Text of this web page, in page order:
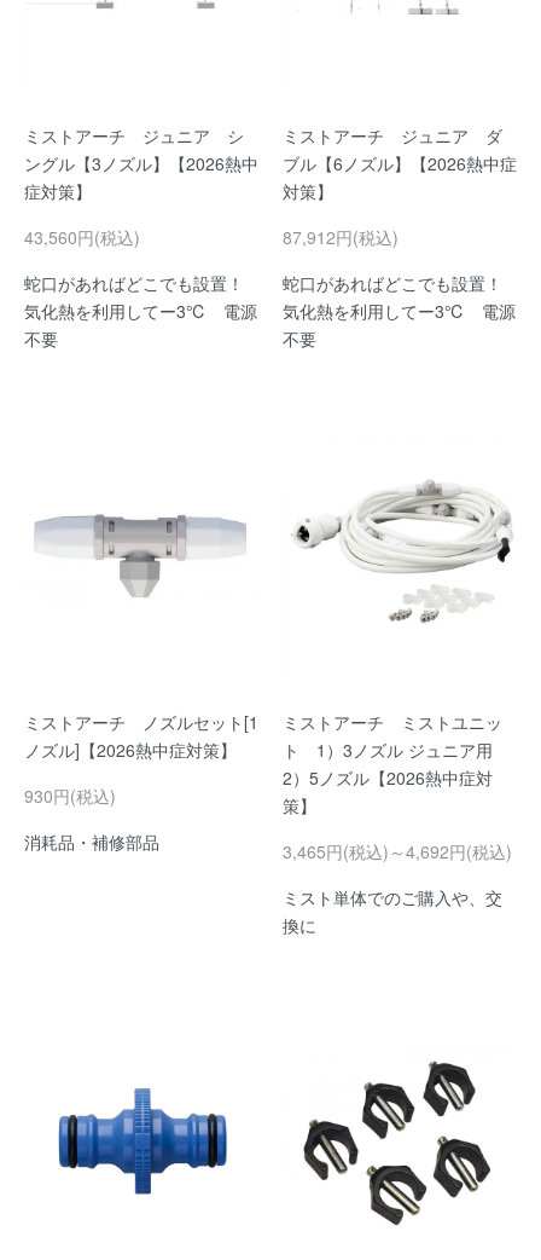
ミストアーチ ジュニア シ
ングル【3ノズル】【2026熱中
症対策】
43,560円(税込)
蛇口があればどこでも設置！
気化熱を利用してー3℃ 電源
不要
ミストアーチ ジュニア ダ
ブル【6ノズル】【2026熱中症
対策】
87,912円(税込)
蛇口があればどこでも設置！
気化熱を利用してー3℃ 電源
不要
ミストアーチ ノズルセット[1
ノズル]【2026熱中症対策】
930円(税込)
消耗品・補修部品
ミストアーチ ミストユニッ
ト 1）3ノズル ジュニア用
2）5ノズル【2026熱中症対
策】
3,465円(税込)～4,692円(税込)
ミスト単体でのご購入や、交
換に